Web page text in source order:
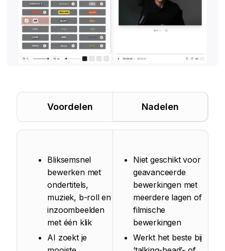
Voordelen Nadelen
Bliksemsnel
bewerken met
ondertitels,
muziek, b-roll en
inzoombeelden
met één klik
AI zoekt je
Niet geschikt voor
geavanceerde
bewerkingen met
meerdere lagen of
filmische
bewerkingen
Werkt het beste bij